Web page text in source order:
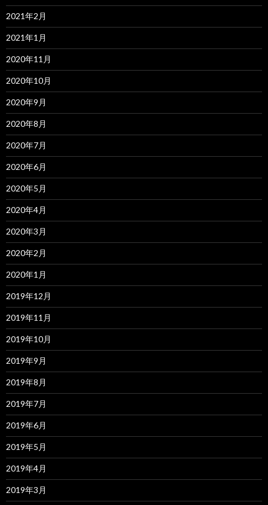
2021年2月
2021年1月
2020年11月
2020年10月
2020年9月
2020年8月
2020年7月
2020年6月
2020年5月
2020年4月
2020年3月
2020年2月
2020年1月
2019年12月
2019年11月
2019年10月
2019年9月
2019年8月
2019年7月
2019年6月
2019年5月
2019年4月
2019年3月